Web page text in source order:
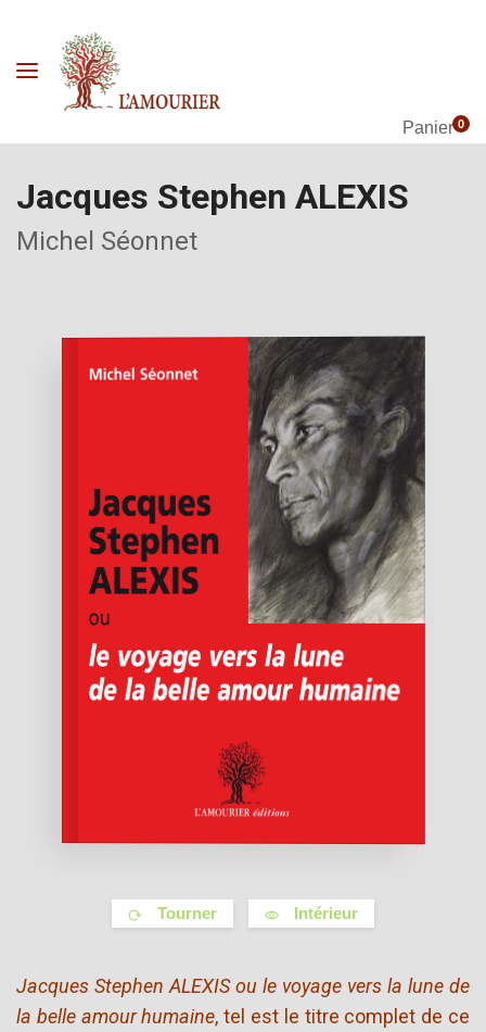
Panier0
Jacques Stephen ALEXIS
Michel Séonnet
Tourner Intérieur
Jacques Stephen ALEXIS ou le voyage vers la lune de
la belle amour humaine, tel est le titre complet de ce